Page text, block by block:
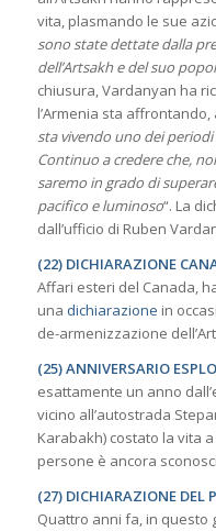
vita, plasmando le sue
sono state dettate dalla
dell’Artsakh e del suo
chiusura, Vardanyan ha
l’Armenia sta affrontando,
sta vivendo uno dei
Continuo a credere che,
saremo in grado di
pacifico e luminoso“. La
dall’ufficio di Ruben
(22) DICHIARAZIONE
Affari esteri del Canada,
una dichiarazione in
de-armenizzazione
(25) ANNIVERSARIO
esattamente un anno
vicino all’autostrada
Karabakh) costato la vita
persone è ancora
(27) DICHIARAZIONE DEL
Quattro anni fa, in questo